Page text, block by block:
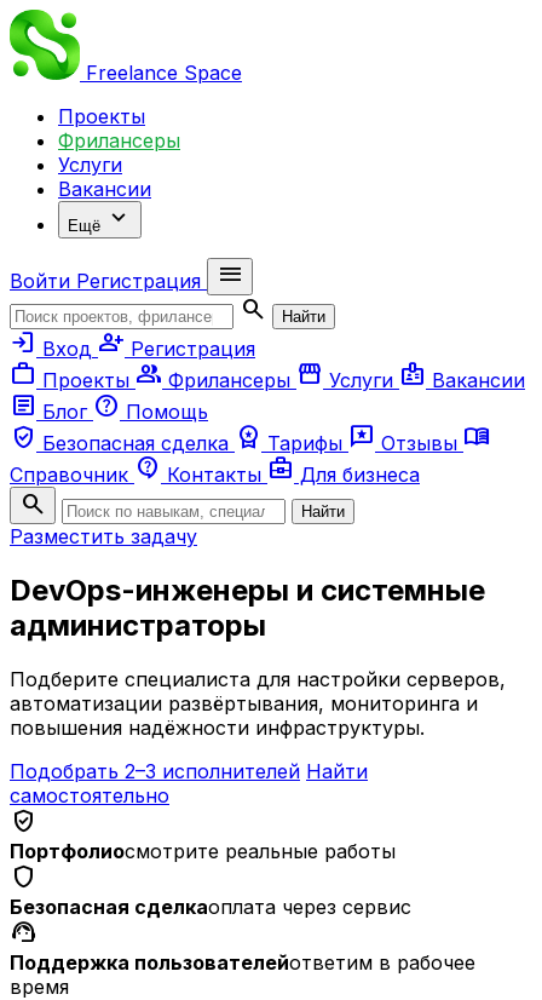
Freelance Space
Проекты
Фрилансеры
Услуги
Вакансии
Ещё expand_more
Войти Регистрация
menu
search
Найти
login Вход person_add Регистрация
work Проекты group Фрилансеры storefront Услуги badge Вакансии
article Блог help Помощь
verified_user Безопасная сделка workspace_premium Тарифы reviews Отзывы menu_book
Справочник contact_support Контакты business_center Для бизнеса
search Найти
Разместить задачу
DevOps-инженеры и системные
администраторы
Подберите специалиста для настройки серверов,
автоматизации развёртывания, мониторинга и
повышения надёжности инфраструктуры.
Подобрать 2–3 исполнителей Найти
самостоятельно
verified_user
Портфолиосмотрите реальные работы
shield
Безопасная сделкаоплата через сервис
support_agent
Поддержка пользователейответим в рабочее
время